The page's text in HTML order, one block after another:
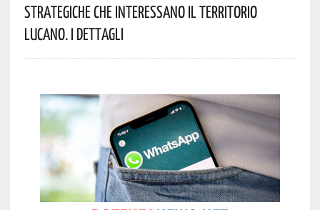
Strategiche Che Interessano Il Territorio
Lucano. I Dettagli